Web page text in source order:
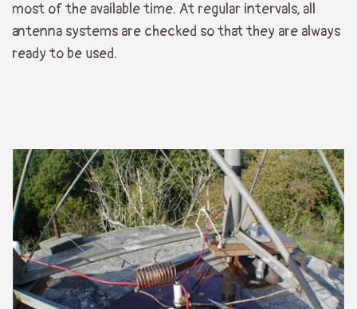
most of the available time. At regular intervals, all
antenna systems are checked so that they are always
ready to be used.